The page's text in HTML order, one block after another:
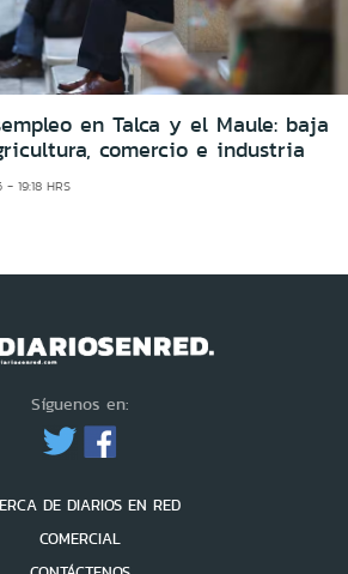
en Talca y el Maule: baja
comercio e industria
19:18 HRS
Síguenos en:
DE DIARIOS EN RED
COMERCIAL